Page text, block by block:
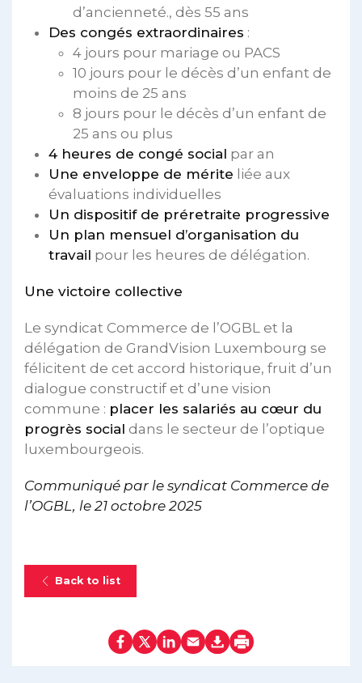
d’ancienneté., dès 55 ans
Des congés extraordinaires :
4 jours pour mariage ou PACS
10 jours pour le décès d’un enfant de
moins de 25 ans
8 jours pour le décès d’un enfant de
25 ans ou plus
4 heures de congé social par an
Une enveloppe de mérite liée aux
évaluations individuelles
Un dispositif de préretraite progressive
Un plan mensuel d’organisation du
travail pour les heures de délégation.
Une victoire collective
Le syndicat Commerce de l’OGBL et la
délégation de GrandVision Luxembourg se
félicitent de cet accord historique, fruit d’un
dialogue constructif et d’une vision
commune : placer les salariés au cœur du
progrès social dans le secteur de l’optique
luxembourgeois.
Communiqué par le syndicat Commerce de
l’OGBL, le 21 octobre 2025
Back to list